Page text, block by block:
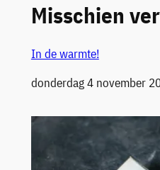
Misschien
In de warmte!
Datum
donderdag 4 november